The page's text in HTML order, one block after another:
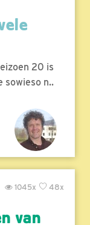
20 is
sowieso n..
48x
1045x
van